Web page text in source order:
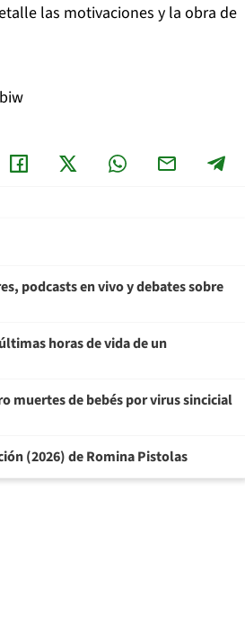
las motivaciones y la obra de
podcasts en vivo y debates sobre
horas de vida de un
muertes de bebés por virus sincicial
(2026) de Romina Pistolas